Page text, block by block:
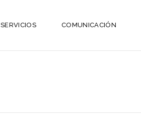
SERVICIOS COMUNICACIÓN